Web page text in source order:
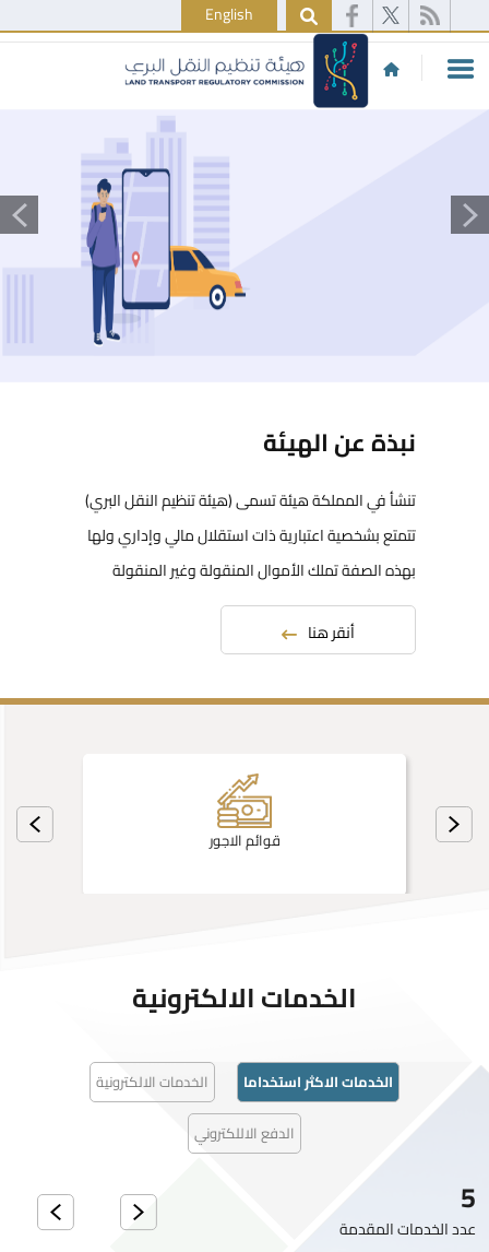
English
نبذة عن الهيئة
تنشأ في المملكة هيئة تسمى (هيئة تنظيم النقل البري)
تتمتع بشخصية اعتبارية ذات استقلال مالي وإداري ولها
بهذه الصفة تملك الأموال المنقولة وغير المنقولة
أنقر هنا
قوائم الاجور
الخدمات الالكترونية
الخدمات الاكثر استخداما
الخدمات الالكترونية
الدفع الاللكتروني
5
عدد الخدمات المقدمة